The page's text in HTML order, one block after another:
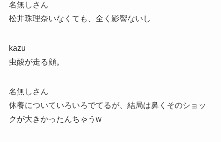
名無しさん
松井珠理奈いなくても、全く影響ないし
kazu
虫酸が走る顔。
名無しさん
休養についていろいろでてるが、結局は鼻くそのショッ
クが大きかったんちゃうw